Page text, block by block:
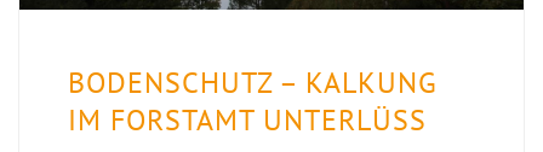
BODENSCHUTZ – KALKUNG
IM FORSTAMT UNTERLÜSS